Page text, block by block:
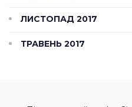
ЛИСТОПАД 2017
ТРАВЕНЬ 2017